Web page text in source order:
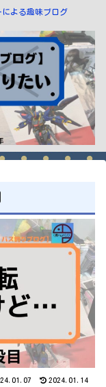
よる趣味ブログ
2024.01.14